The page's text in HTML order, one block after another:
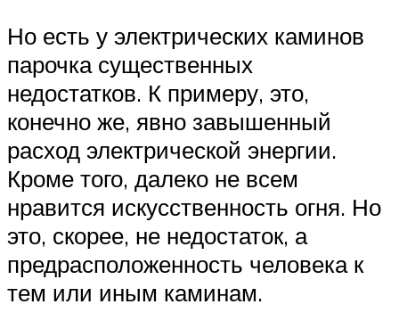
Но есть у электрических каминов
парочка существенных
недостатков. К примеру, это,
конечно же, явно завышенный
расход электрической энергии.
Кроме того, далеко не всем
нравится искусственность огня. Но
это, скорее, не недостаток, а
предрасположенность человека к
тем или иным каминам.